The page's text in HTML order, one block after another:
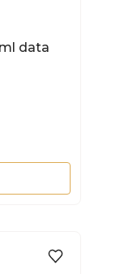
data